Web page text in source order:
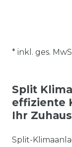
* inkl. ges.
Split
effiziente
Ihr
Split-